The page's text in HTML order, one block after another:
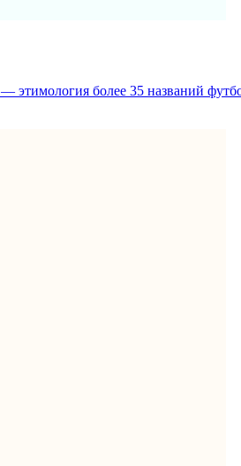
этимология более 35 названий